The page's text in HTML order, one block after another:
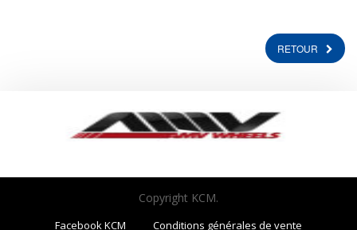
RETOUR
Copyright KCM.
Facebook KCM Conditions générales de vente